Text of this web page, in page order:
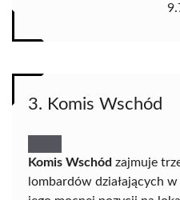
3. Komis Wschód
Komis Wschód zajmuje
lombardów działających